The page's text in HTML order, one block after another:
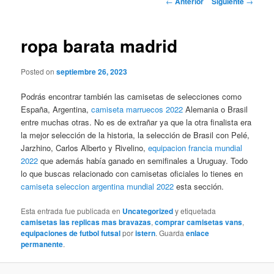
ropa barata madrid
Posted onseptiembre 26, 2023
Podrás encontrar también las camisetas de selecciones como
España, Argentina,camiseta marruecos 2022 Alemania o Brasil
entre muchas otras. No es de extrañar ya que la otra finalista era
la mejor selección de la historia, la selección de Brasil con Pelé,
Jarzhino, Carlos Alberto y Rivelino,equipacion francia mundial
2022 que además había ganado en semifinales a Uruguay. Todo
lo que buscas relacionado con camisetas oficiales lo tienes en
camiseta seleccion argentina mundial 2022 esta sección.
Esta entrada fue publicada en Uncategorizedy etiquetada
camisetas las replicas mas bravazas,comprar camisetas vans,
equipaciones de futbol futsalporistern. Guardaenlace
permanente.